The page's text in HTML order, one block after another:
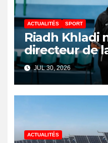
ACTUALITÉS SPORT
Riadh Khladi
directeur de
Nationale de
JUL 30, 2026
ACTUALITÉS